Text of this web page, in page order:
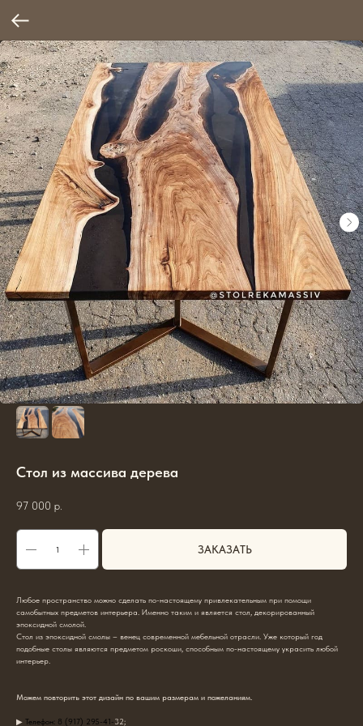
Стол из массива дерева
97 000 р.
ЗАКАЗАТЬ
Любое пространство можно сделать по-настоящему привлекательным при помощи
самобытных предметов интерьера. Именно таким и является стол, декорированный
эпоксидной смолой.
Стол из эпоксидной смолы – венец современной мебельной отрасли. Уже который год
подобные столы являются предметом роскоши, способным по-настоящему украсить любой
интерьер.
Можем повторить этот дизайн по вашим размерам и пожеланиям.
▶ Телефон: 8 (917) 295-41-32;